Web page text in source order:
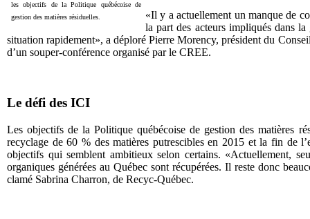
les objectifs de la Politique québécoise de
gestion des matières résiduelles.
«Il y a actuellement un manque de
la part des acteurs impliqués dans
situation rapidement», a déploré Pierre Morency, président du
d’un souper-conférence organisé par le CREE.
Le défi des ICI
Les objectifs de la Politique québécoise de gestion des matières
recyclage de 60 % des matières putrescibles en 2015 et la fin de
objectifs qui semblent ambitieux selon certains. «Actuellement,
organiques générées au Québec sont récupérées. Il reste donc
clamé Sabrina Charron, de Recyc-Québec.